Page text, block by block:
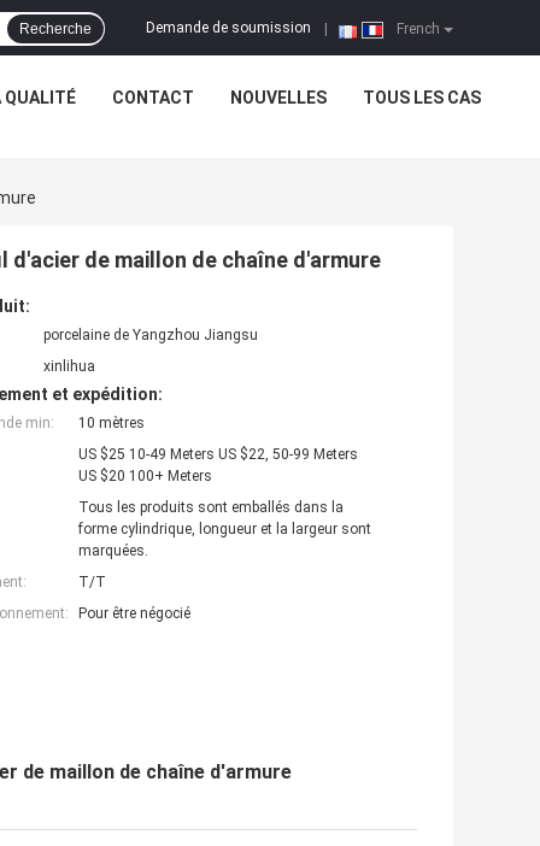
French
Demande de soumission
Recherche
QUALITÉ CONTACT NOUVELLES TOUS LES CAS
d'acier de maillon de chaîne d'armure
porcelaine de Yangzhou Jiangsu
xinlihua
et expédition:
min:
10 mètres
US $25 10-49 Meters US $22, 50-99 Meters
US $20 100+ Meters
Tous les produits sont emballés dans la
forme cylindrique, longueur et la largeur sont
marquées.
T/T
Pour être négocié
de maillon de chaîne d'armure